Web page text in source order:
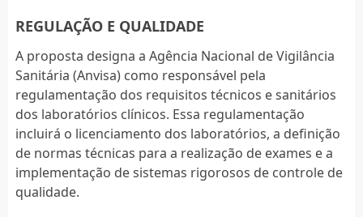
REGULAÇÃO E QUALIDADE
A proposta designa a Agência Nacional de Vigilância
Sanitária (Anvisa) como responsável pela
regulamentação dos requisitos técnicos e sanitários
dos laboratórios clínicos. Essa regulamentação
incluirá o licenciamento dos laboratórios, a definição
de normas técnicas para a realização de exames e a
implementação de sistemas rigorosos de controle de
qualidade.